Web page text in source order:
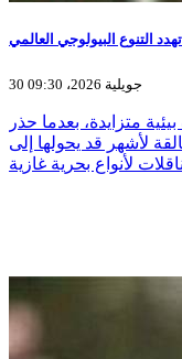
التنوع البيولوجي العالمي
30 جويلية 2026، 09:30
متزايدة، بعدما حذر
أكثر من 1500 سفينة عالقة لأشهر قد يحولها إلى